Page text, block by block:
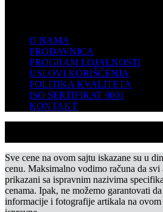
O NAMA
PRODAVNICA
PROGRAM LOJALNOSTI
USLOVI KORIŠĆENJA
POLITIKA KVALITETA
ISO SERTIFIKAT 9001
KONTAKT
Sve cene na ovom sajtu iskazane su u
cenu. Maksimalno vodimo računa da
prikazani sa ispravnim nazivima
cenama. Ipak, ne možemo garantovati
informacije i fotografije artikala na ovom